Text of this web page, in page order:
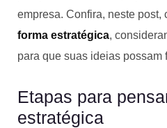
empresa. Confira, neste post,
forma estratégica,
para que suas ideias possam
Etapas para
estratégica